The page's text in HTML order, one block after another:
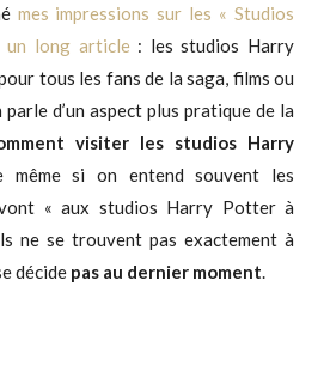
mes impressions sur les « Studios
un long article : les studios Harry
tous les fans de la saga, films ou
parle d’un aspect plus pratique de la
visiter les studios Harry
si on entend souvent les
« aux studios Harry Potter à
ne se trouvent pas exactement à
décide pas au dernier moment